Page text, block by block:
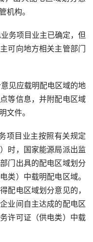
机构。
务项目业主已确定，但
可向地方相关主管部门
见应载明配电区域的地
等信息，并附配电区域
文件。
项目业主按照有关规定
时，国家能源局派出监
门出具的配电区域划分
类）中载明配电区域。
配电区域划分意见的，
业间自主达成的配电区
许可证（供电类）中载